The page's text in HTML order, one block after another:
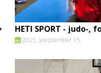
HETI SPORT - judo-,
2025. szeptember 15.